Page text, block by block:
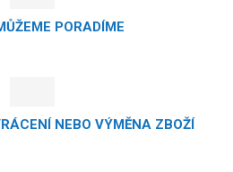
PORADÍME
NEBO VÝMĚNA ZBOŽÍ